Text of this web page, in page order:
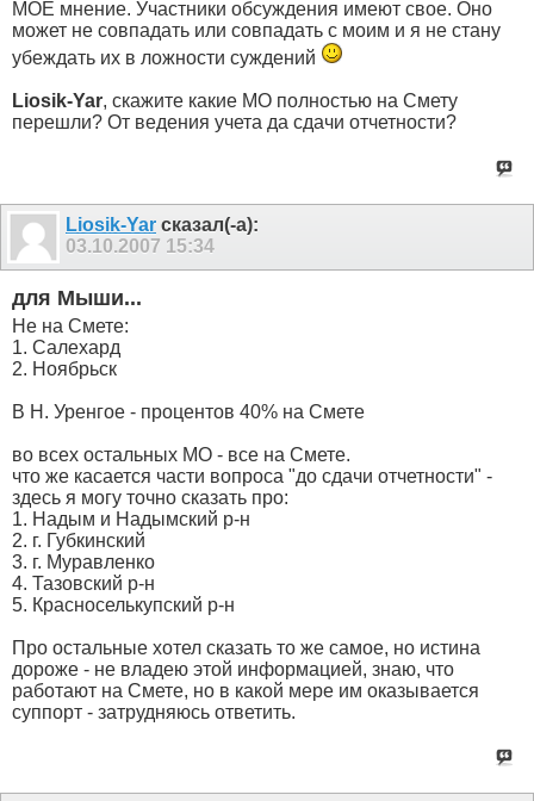
МОЕ мнение. Участники обсуждения имеют свое. Оно
может не совпадать или совпадать с моим и я не стану
убеждать их в ложности суждений
Liosik-Yar, скажите какие МО полностью на Смету
перешли? От ведения учета да сдачи отчетности?
Liosik-Yar сказал(-а):
03.10.2007 15:34
для Мыши...
Не на Смете:
1. Салехард
2. Ноябрьск
В Н. Уренгое - процентов 40% на Смете
во всех остальных МО - все на Смете.
что же касается части вопроса "до сдачи отчетности" -
здесь я могу точно сказать про:
1. Надым и Надымский р-н
2. г. Губкинский
3. г. Муравленко
4. Тазовский р-н
5. Красноселькупский р-н
Про остальные хотел сказать то же самое, но истина
дороже - не владею этой информацией, знаю, что
работают на Смете, но в какой мере им оказывается
суппорт - затрудняюсь ответить.